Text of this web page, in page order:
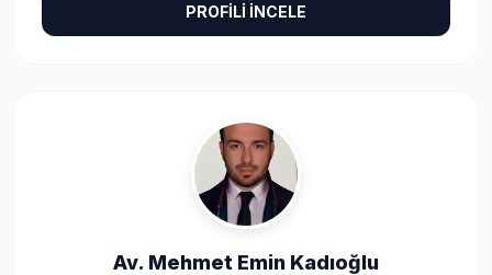
PROFİLİ İNCELE
Av. Mehmet Emin Kadıoğlu